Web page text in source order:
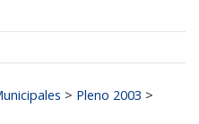
> Pleno 2003 >